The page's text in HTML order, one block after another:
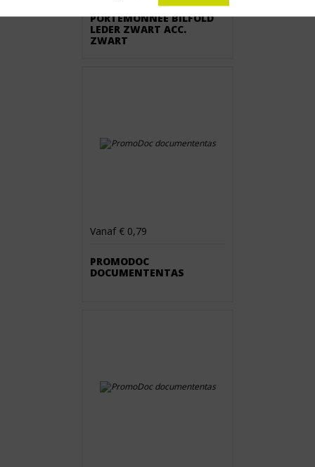
PORTEMONNEE BILFOLD
LEDER ZWART ACC.
ZWART
Vanaf € 0,79
PROMODOC
DOCUMENTENTAS